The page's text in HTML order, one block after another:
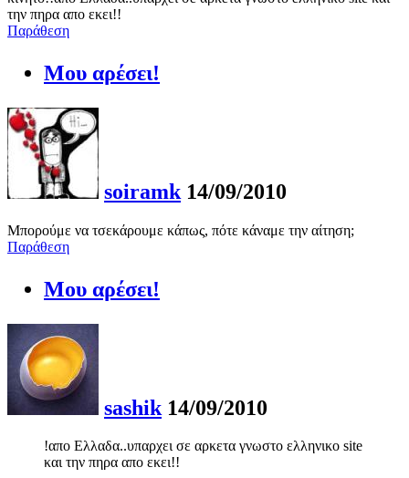
την πηρα απο εκει!!
Παράθεση
Μου αρέσει!
soiramk 14/09/2010
Μπορούμε να τσεκάρουμε κάπως, πότε κάναμε την αίτηση;
Παράθεση
Μου αρέσει!
sashik 14/09/2010
!απο Ελλαδα..υπαρχει σε αρκετα γνωστο ελληνικο site
και την πηρα απο εκει!!